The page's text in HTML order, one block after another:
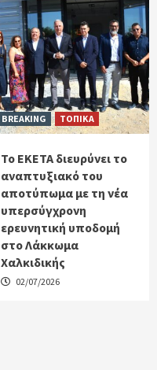
BREAKING ΤΟΠΙΚΑ
Το ΕΚΕΤΑ διευρύνει το
αναπτυξιακό του
αποτύπωμα με τη νέα
υπερσύγχρονη
ερευνητική υποδομή
στο Λάκκωμα
Χαλκιδικής
02/07/2026